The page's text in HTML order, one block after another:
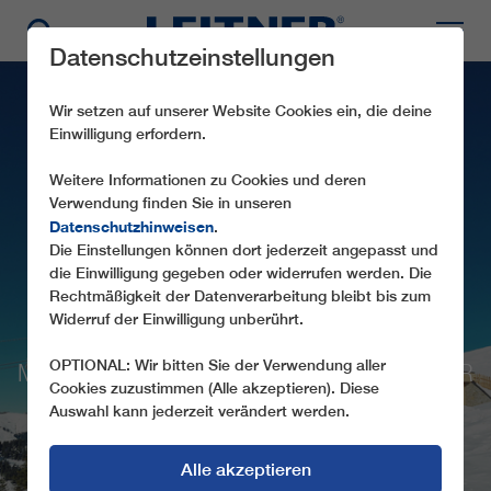
NEUE ANLAGEN FÜR
ÖSTERREICH UND
DEUTSCHLAND
MODERNE SEILBAHNTECHNOLOGIE FÜR
EINEN AUFREGENDEN SKIWINTER
Datenschutzeinstellungen
Wir setzen auf unserer Website Cookies ein, die deine
Einwilligung erfordern.
Weitere Informationen zu Cookies und deren
Verwendung finden Sie in unseren
Datenschutzhinweisen.
Die Einstellungen können dort jederzeit angepasst und
die Einwilligung gegeben oder widerrufen werden. Die
Rechtmäßigkeit der Datenverarbeitung bleibt bis zum
Widerruf der Einwilligung unberührt.
OPTIONAL: Wir bitten Sie der Verwendung aller
Cookies zuzustimmen (Alle akzeptieren). Diese
Auswahl kann jederzeit verändert werden.
Alle akzeptieren